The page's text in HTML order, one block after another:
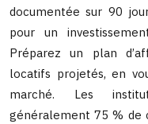
documentée sur 90
pour un
Préparez un plan
locatifs projetés, en
marché. Les
généralement 75 % de